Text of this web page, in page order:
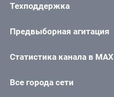
Техподдержка
Предвыборная агитация
Статистика канала в MAX
Все города сети